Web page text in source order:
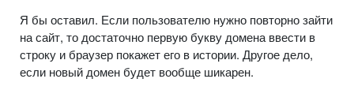
Я бы оставил. Если пользователю нужно повторно зайти
на сайт, то достаточно первую букву домена ввести в
строку и браузер покажет его в истории. Другое дело,
если новый домен будет вообще шикарен.